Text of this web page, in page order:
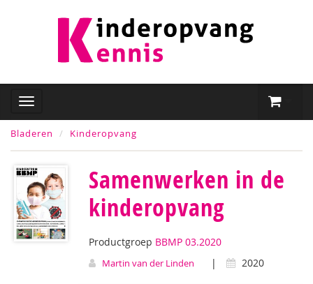
Bladeren Kinderopvang
Samenwerken in de
kinderopvang
Productgroep BBMP 03.2020
Martin van der Linden | 2020